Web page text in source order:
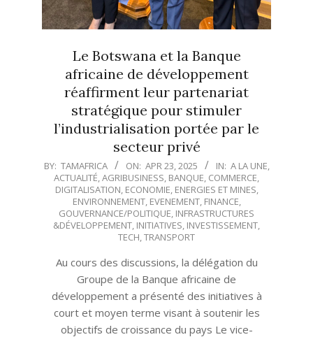
Le Botswana et la Banque
africaine de développement
réaffirment leur partenariat
stratégique pour stimuler
l’industrialisation portée par le
secteur privé
2025-
04-
BY: TAMAFRICA ON: APR 23, 2025 IN: A LA UNE,
ACTUALITÉ,AGRIBUSINESS, BANQUE, COMMERCE,
DIGITALISATION, ECONOMIE, ENERGIES ET MINES,
ENVIRONNEMENT, EVENEMENT, FINANCE,
GOUVERNANCE/POLITIQUE, INFRASTRUCTURES
&DÉVELOPPEMENT, INITIATIVES, INVESTISSEMENT,
TECH,TRANSPORT
Au cours des discussions, la délégation du
Groupe de la Banque africaine de
développement a présenté des initiatives à
court et moyen terme visant à soutenir les
objectifs de croissance du pays Le vice-